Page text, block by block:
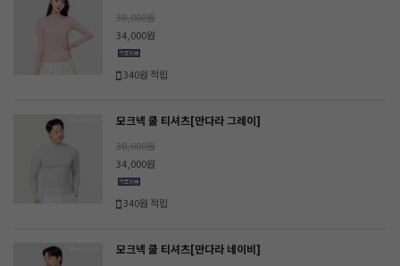
38,000원
34,000원
340원 적립
모크넥 쿨 티셔츠[만다라 그레이]
38,000원
34,000원
340원 적립
모크넥 쿨 티셔츠[만다라 네이비]